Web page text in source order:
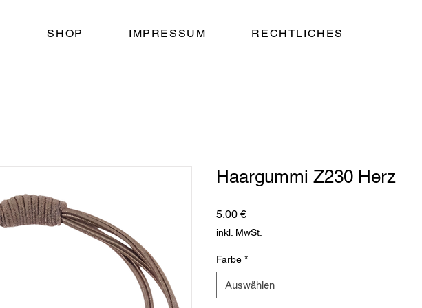
SHOP IMPRESSUM RECHTLICHES
Haargummi Z230 Herz
5,00 €Preis
inkl. MwSt.
Farbe *
Auswählen